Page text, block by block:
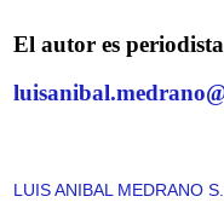
El autor es
LUIS ANIBAL MEDRANO S.